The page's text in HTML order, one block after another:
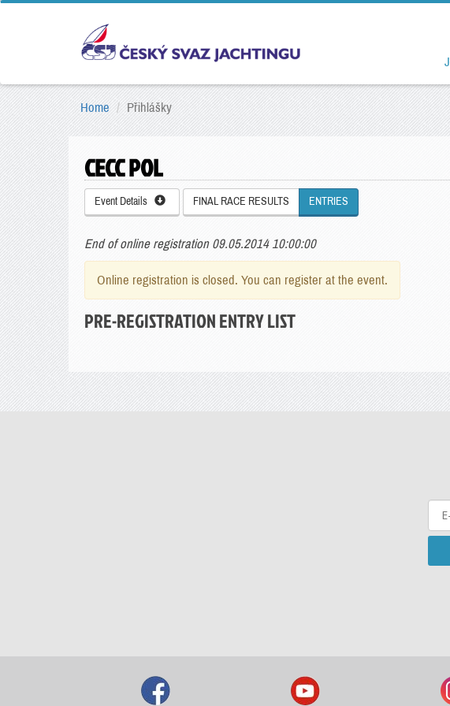
Home Přihlášky
CECC POL
Event Details FINAL RACE RESULTS ENTRIES
End of online registration 09.05.2014 10:00:00
Online registration is closed. You can register at the event.
PRE-REGISTRATION ENTRY LIST